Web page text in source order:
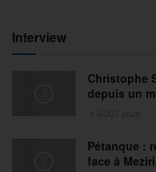
Interview
Christophe
depuis un
Pétanque :
face à